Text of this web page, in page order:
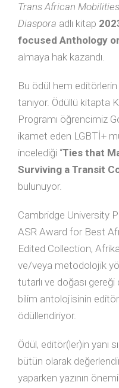
Trans African
Diaspora adlı kitap
focused Anthology
almaya hak kazandı.
Bu ödül hem editörlerin
tanıyor. Ödüllü kitapta
Programı öğrencimiz
ikamet eden LGBTİ+
incelediği “Ties that
Surviving a Transit
bulunuyor.
Cambridge University
ASR Award for Best
Edited Collection,
ve/veya metodolojik
tutarlı ve doğası
bilim antolojisinin
ödüllendiriyor.
Ödül, editör(ler)in yanı
bütün olarak
yaparken yazının